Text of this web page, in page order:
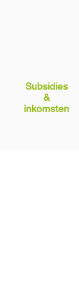
Subsidies
&
inkomsten